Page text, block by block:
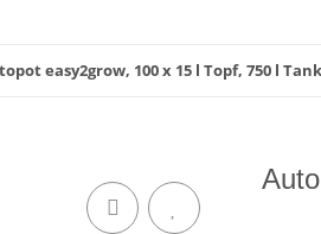
easy2grow, 100 x 15 l Topf, 750 l Tank